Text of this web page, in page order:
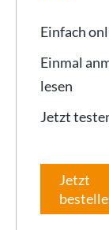
Einfach
Einmal
lesen
Jetzt
Jetzt